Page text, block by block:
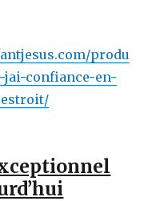
produ
jai-confiance-en-